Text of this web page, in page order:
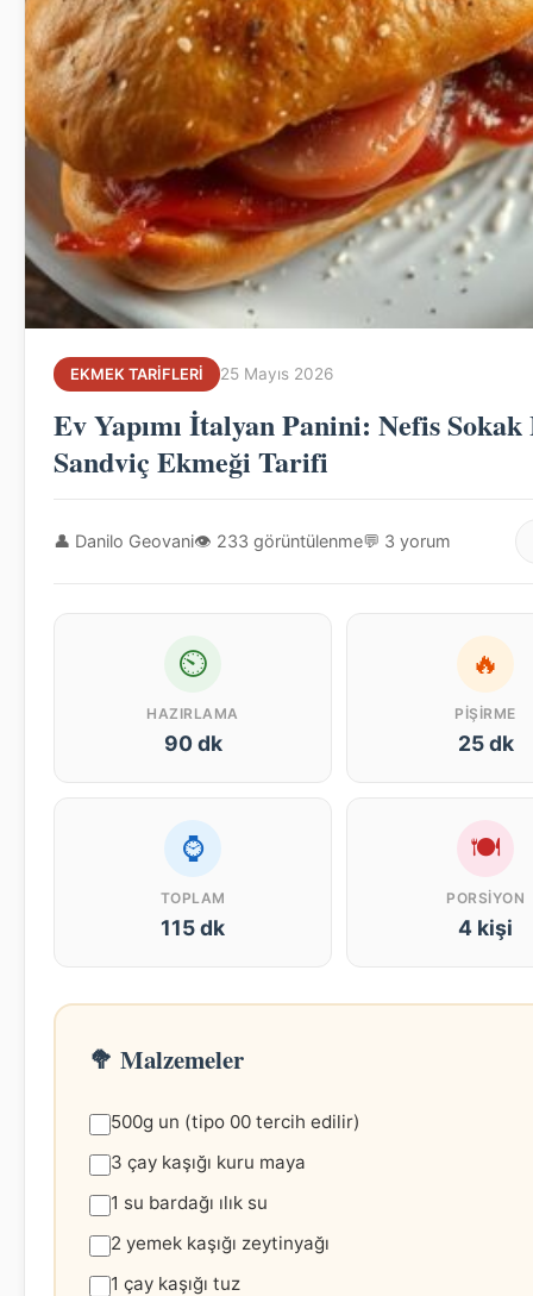
EKMEK TARIFLERI 25 Mayıs 2026
Ev Yapımı İtalyan Panini: Nefis
Sandviç Ekmeği Tarifi
👤 Danilo Geovani👁 233 görüntülenme💬 3 yorum
⏲
HAZIRLAMA
90 dk
🔥
PIŞIRME
25 dk
⌚
TOPLAM
115 dk
🍽
PORSIYON
4 kişi
🥦 Malzemeler
500g un (tipo 00 tercih edilir)
3 çay kaşığı kuru maya
1 su bardağı ılık su
2 yemek kaşığı zeytinyağı
1 çay kaşığı tuz